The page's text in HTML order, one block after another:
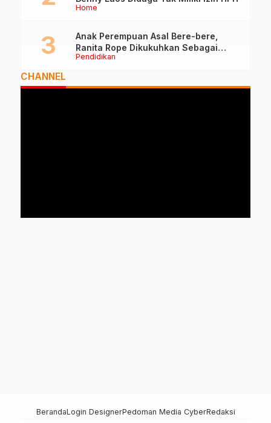
Home
Pendidikan
Anak Perempuan Asal Bere-bere,
Ranita Rope Dikukuhkan Sebagai
Guru Besar dan Rektor Ummu
CHANNEL
BerandaLogin DesignerPedoman Media CyberRedaksi